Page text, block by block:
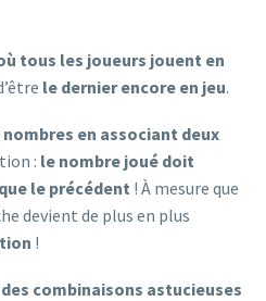
tous les joueurs jouent en
le dernier encore en jeu.
en associant deux
: le nombre joué doit
le précédent ! À mesure que
devient de plus en plus
!
combinaisons astucieuses